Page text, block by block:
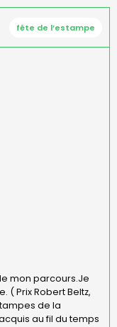
fête de l’estampe
mon parcours.Je
( Prix Robert Beltz,
de la
au fil du temps